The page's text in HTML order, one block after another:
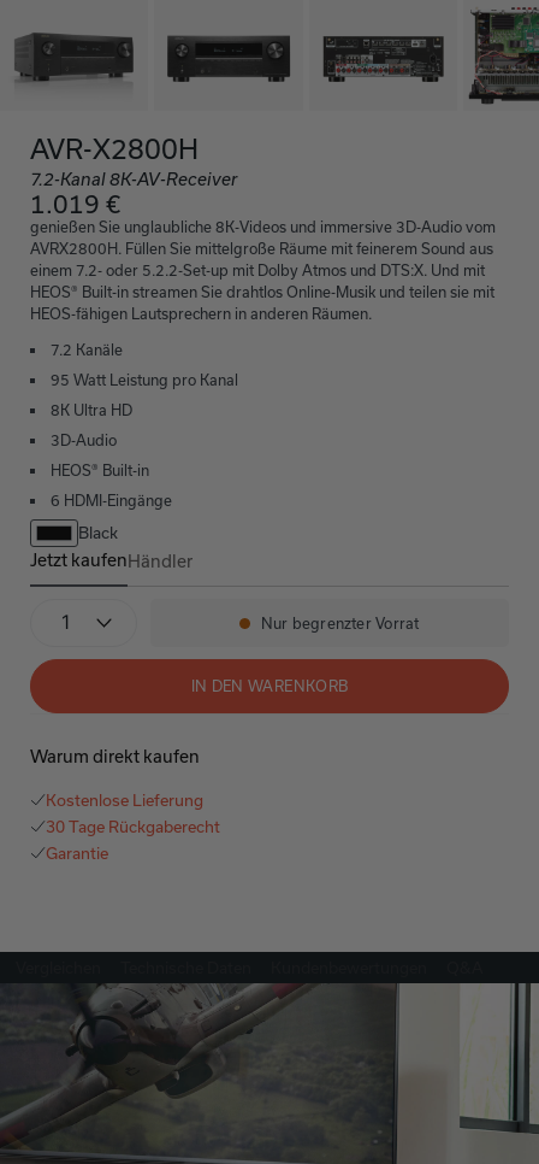
AVR-X2800H
7.2-Kanal 8K-AV-Receiver
1.019 €
genießen Sie unglaubliche 8K-Videos und immersive 3D-Audio vom
AVRX2800H. Füllen Sie mittelgroße Räume mit feinerem Sound aus
einem 7.2- oder 5.2.2-Set-up mit Dolby Atmos und DTS:X. Und mit
HEOS® Built-in streamen Sie drahtlos Online-Musik und teilen sie mit
HEOS-fähigen Lautsprechern in anderen Räumen.
7.2 Kanäle
95 Watt Leistung pro Kanal
8K Ultra HD
3D-Audio
HEOS® Built-in
6 HDMI-Eingänge
Black
Jetzt kaufen
AVR-X2800H
Händler
Verfügbarkeit:
Nur begrenzter Vorrat
IN DEN WARENKORB
Warum direkt kaufen
Kostenlose Lieferung
30 Tage Rückgaberecht
Garantie